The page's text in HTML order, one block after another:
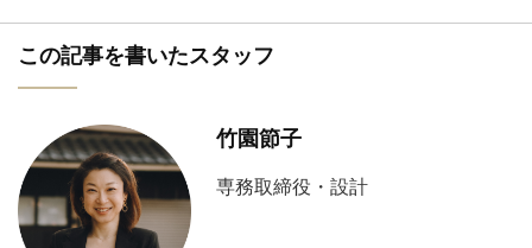
この記事を書いたスタッフ
竹園節子
専務取締役・設計